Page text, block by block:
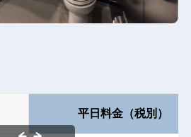
平日料金（税別）